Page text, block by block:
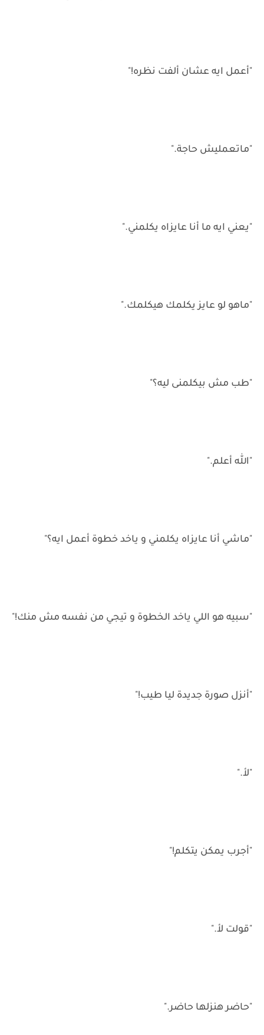
"أعمل ايه عشان ألفت نظره!"
"ماتعمليش حاجة."
"يعني ايه ما أنا عايزاه يكلمني."
"ماهو لو عايز يكلمك هيكلمك."
"طب مش بيكلمنى ليه؟"
"الله أعلم."
"ماشي أنا عايزاه يكلمني و ياخد خطوة أعمل ايه؟"
"سبيه هو اللي ياخد الخطوة و تيجي من نفسه مش منك!"
"أنزل صورة جديدة ليا طيب!"
"لأ."
"أجرب يمكن يتكلم!"
"قولت لأ."
"حاضر هنزلها حاضر."